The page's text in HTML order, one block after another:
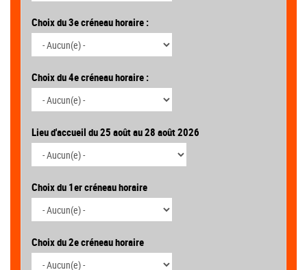
Choix du 3e créneau horaire :
Choix du 4e créneau horaire :
Lieu d'accueil du 25 août au 28 août 2026
Choix du 1er créneau horaire
Choix du 2e créneau horaire